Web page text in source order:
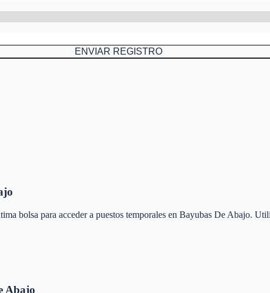
ENVIAR REGISTRO
bolsa para acceder a puestos temporales en Bayubas De Abajo.
Abajo